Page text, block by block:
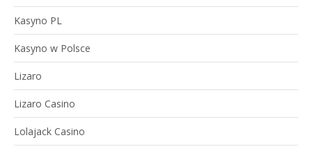
Kasyno PL
Kasyno w Polsce
Lizaro
Lizaro Casino
Lolajack Casino